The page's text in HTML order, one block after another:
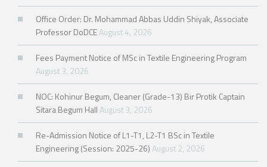
Office Order: Dr. Mohammad Abbas Uddin Shiyak, Associate
Professor DoDCEAugust 4, 2026
Fees Payment Notice of MSc in Textile Engineering Program
August 3, 2026
NOC: Kohinur Begum, Cleaner (Grade-13) Bir Protik Captain
Sitara Begum HallAugust 3, 2026
Re-Admission Notice of L1-T1, L2-T1 BSc in Textile
Engineering (Session: 2025-26)August 2, 2026